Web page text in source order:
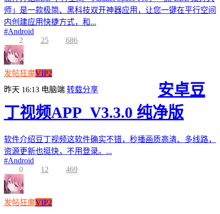
师」是一款极简、黑科技双开神器应用，让您一键在平行空间
内创建应用快捷方式，和...
#Android
2
25 686
发帖狂魔VIP2
昨天 16:13 电脑端 转载分享
安卓豆
丁视频APP_V3.3.0 纯净版
软件介绍豆丁视频这软件确实不错，秒播画质高清、多线路，
资源更新也挺快，不用登录。...
#Android
0
12 469
发帖狂魔VIP2